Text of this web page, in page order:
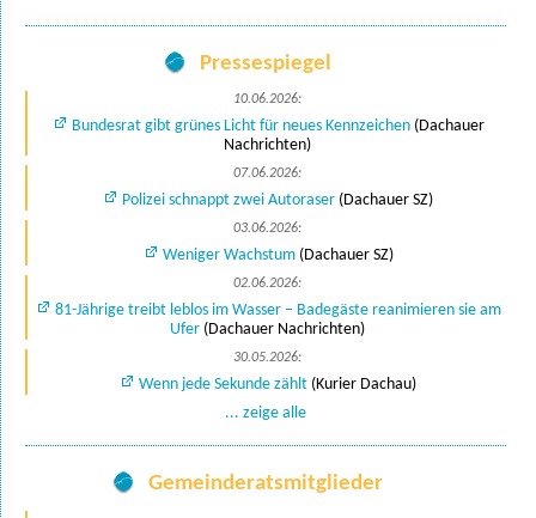
Pressespiegel
10.06.2026:
Bundesrat gibt grünes Licht für neues Kennzeichen(Dachauer
Nachrichten)
07.06.2026:
Polizei schnappt zwei Autoraser (Dachauer SZ)
03.06.2026:
Weniger Wachstum(Dachauer SZ)
02.06.2026:
81-Jährige treibt leblos im Wasser – Badegäste reanimieren sie am
Ufer(Dachauer Nachrichten)
30.05.2026:
Wenn jede Sekunde zählt (Kurier Dachau)
... zeige alle
Gemeinderatsmitglieder